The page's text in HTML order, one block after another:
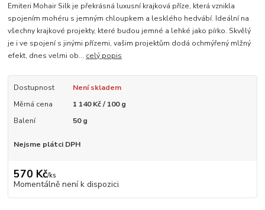
Emiteri Mohair Silk je překrásná luxusní krajková příze, která vznikla
spojením mohéru s jemným chloupkem a lesklého hedvábí. Ideální na
všechny krajkové projekty, které budou jemné a lehké jako pírko. Skvělý
je i ve spojení s jinými přízemi, vašim projektům dodá ochmýřený mlžný
efekt, dnes velmi ob... celý popis
Dostupnost
Není skladem
Měrná cena
1 140 Kč / 100 g
Balení
50 g
Nejsme plátci DPH
570 Kč/ks
Momentálně není k dispozici